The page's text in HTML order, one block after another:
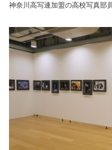
神奈川高写連加盟の高校写真部